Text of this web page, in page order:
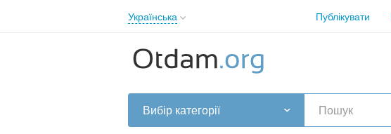
Українська
English
Русский
Українська
Публікувати
Вибір категорії